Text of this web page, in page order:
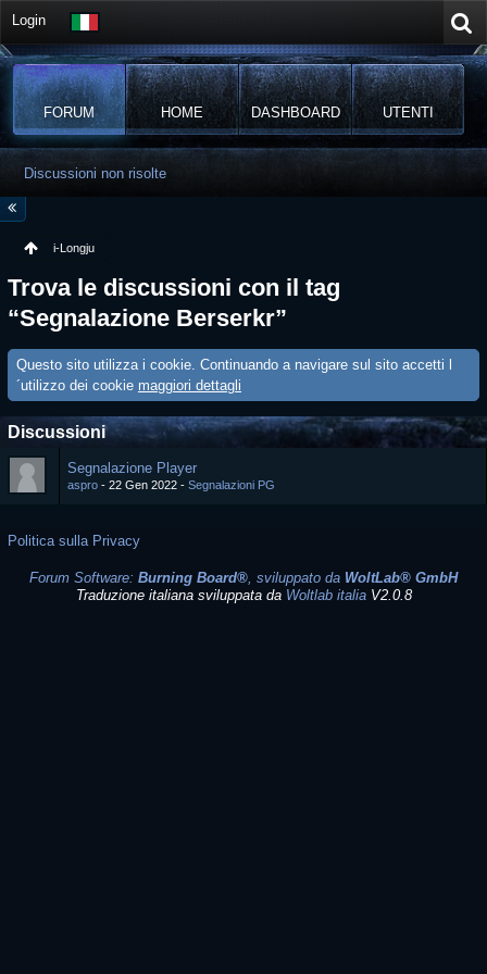
Login
FORUM HOME DASHBOARD UTENTI
Discussioni non risolte
i-Longju
Trova le discussioni con il tag
“Segnalazione Berserkr”
Questo sito utilizza i cookie. Continuando a navigare sul sito accetti l
´utilizzo dei cookie maggiori dettagli
Discussioni
Segnalazione Player
aspro 22 Gen 2022 Segnalazioni PG
Politica sulla Privacy
Forum Software: Burning Board®, sviluppato da WoltLab® GmbH
Traduzione italiana sviluppata da Woltlab italiaV2.0.8